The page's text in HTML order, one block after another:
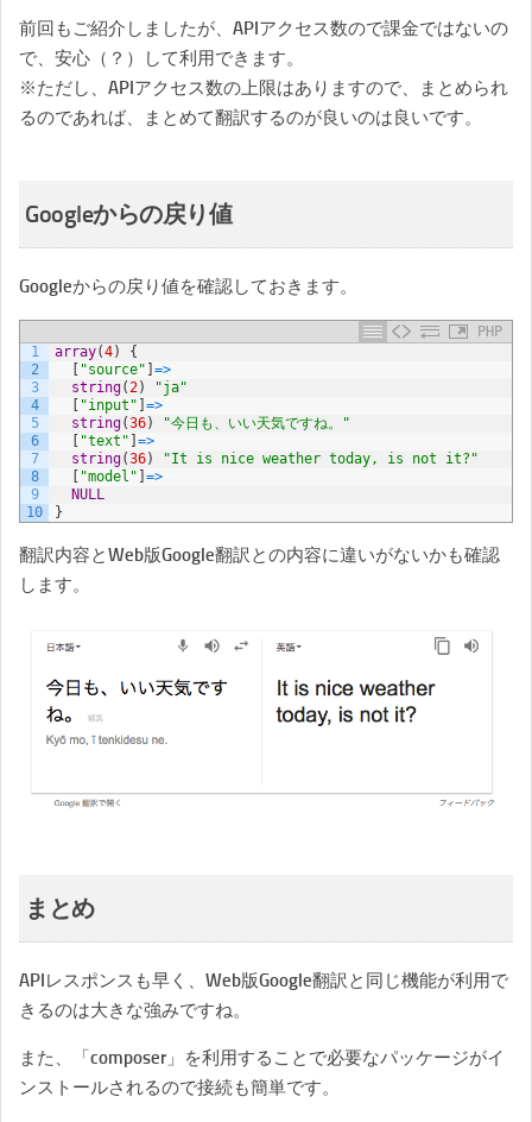
前回もご紹介しましたが、APIアクセス数ので課金ではないの
で、安心（？）して利用できます。
※ただし、APIアクセス数の上限はありますので、まとめられ
るのであれば、まとめて翻訳するのが良いのは良いです。
Googleからの戻り値
Googleからの戻り値を確認しておきます。
PHP
1
2
3
4
5
6
7
8
9
10
array(4)
{
"source" =>
string(2)
"ja"
"input" =>
string(36)
"今日も、いい天気ですね。"
"text" =>
string(36)
"It is nice weather today, is not it?"
"model" =>
NULL
}
翻訳内容とWeb版Google翻訳との内容に違いがないかも確認
します。
まとめ
APIレスポンスも早く、Web版Google翻訳と同じ機能が利用で
きるのは大きな強みですね。
また、「composer」を利用することで必要なパッケージがイ
ンストールされるので接続も簡単です。